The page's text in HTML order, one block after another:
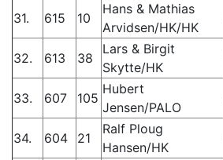
31. 615 10
Hans & Mathias
Arvidsen/HK/HK
32. 613 38
Lars & Birgit
Skytte/HK
33. 607 105
Hubert
Jensen/PALO
34. 604 21
Ralf Ploug
Hansen/HK